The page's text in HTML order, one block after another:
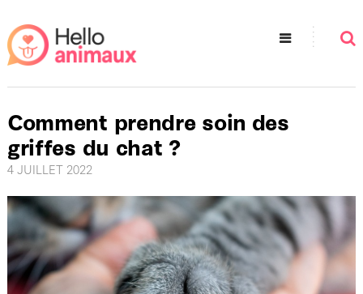
Comment prendre soin des
griffes du chat ?
4 JUILLET 2022